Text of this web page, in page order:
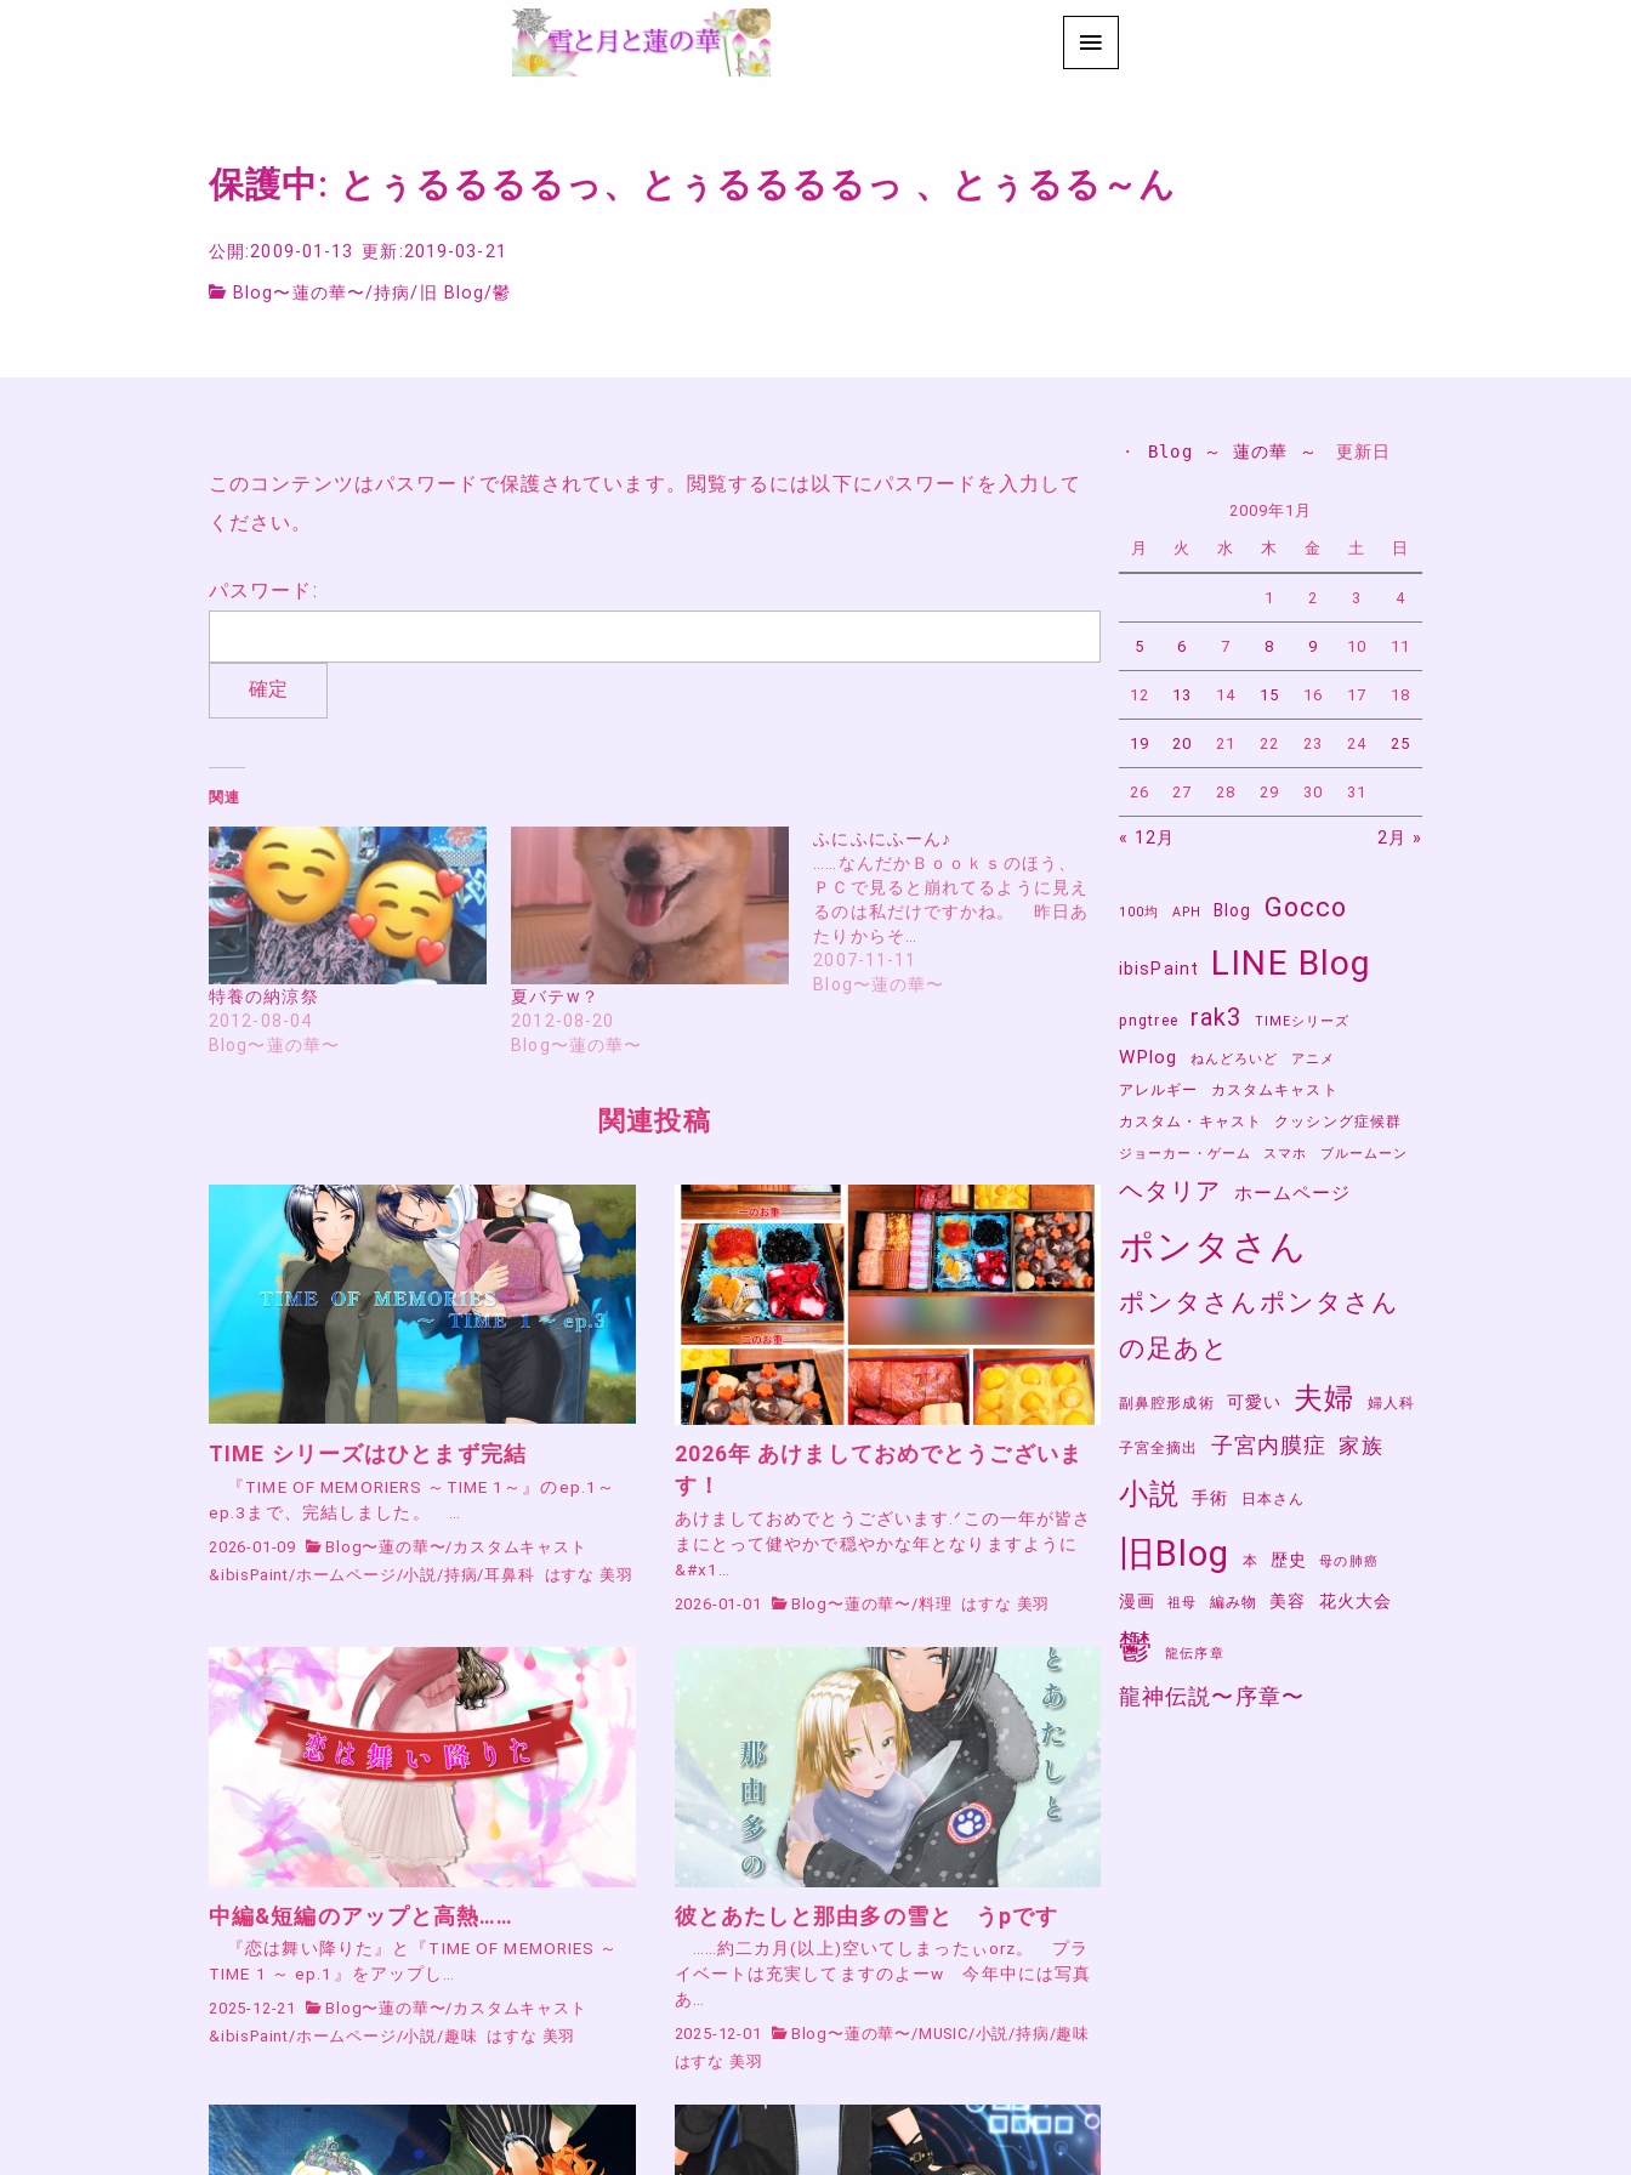
保護中: とぅるるるるっ、とぅるるるるっ 、とぅるる～ん
公開:2009-01-13 更新:2019-03-21
Blog〜蓮の華〜/持病/ 旧 Blog/鬱
このコンテンツはパスワードで保護されています。閲覧するには以下にパスワードを入力して
ください。
パスワード:
関連
特養の納涼祭
2012-08-04
Blog〜蓮の華〜
夏バテw？
2012-08-20
Blog〜蓮の華〜
ふにふにふーん♪
……なんだかＢｏｏｋｓのほう、
ＰＣで見ると崩れてるように見え
るのは私だけですかね。 昨日あ
たりからそ…
2007-11-11
Blog〜蓮の華〜
関連投稿
TIME シリーズはひとまず完結
『TIME OF MEMORIERS ～TIME 1～』のep.1～
ep.3まで、完結しました。 …
2026-01-09 Blog〜蓮の華〜/カスタムキャスト
&ibisPaint/ホームページ /小説 /持病/耳鼻科 はすな 美羽
2026年 あけましておめでとうございま
す！
あけましておめでとうございます.ᐟこの一年が皆さ
まにとって健やかで穏やかな年となりますように
&#x1…
2026-01-01 Blog〜蓮の華〜 /料理 はすな 美羽
中編&短編のアップと高熱……
『恋は舞い降りた』と『TIME OF MEMORIES ～
TIME 1 ～ ep.1』をアップし…
2025-12-21 Blog〜蓮の華〜/カスタムキャスト
&ibisPaint/ホームページ/小説/趣味 はすな 美羽
彼とあたしと那由多の雪と うpです
……約二カ月(以上)空いてしまったぃorz。 プラ
イベートは充実してますのよーw 今年中には写真
あ…
2025-12-01 Blog〜蓮の華〜/MUSIC/小説/持病/趣味
はすな 美羽
・ Blog ～ 蓮の華 ～ 更新日
2009年1月
月 火 水 木 金 土 日
1 2 3 4
5 6 7 8 9 10 11
12 13 14 15 16 17 18
19 20 21 22 23 24 25
26 27 28 29 30 31
« 12月 2月 »
100均 APH Blog Gocco
ibisPaint LINE Blog
pngtree rak3 TIMEシリーズ
WPlog ねんどろいど アニメ
アレルギー
カスタムキャスト
カスタム・キャスト
クッシング症候群
ジョーカー・ゲーム スマホ ブルームーン
ヘタリア ホームページ
ポンタさん
ポンタさんポンタさん
の足あと
副鼻腔形成術 可愛い 夫婦 婦人科
子宮全摘出 子宮内膜症 家族
小説 手術 日本さん
旧Blog 本 歴史 母の肺癌
漫画 祖母 編み物 美容 花火大会
鬱 龍伝序章
龍神伝説〜序章〜